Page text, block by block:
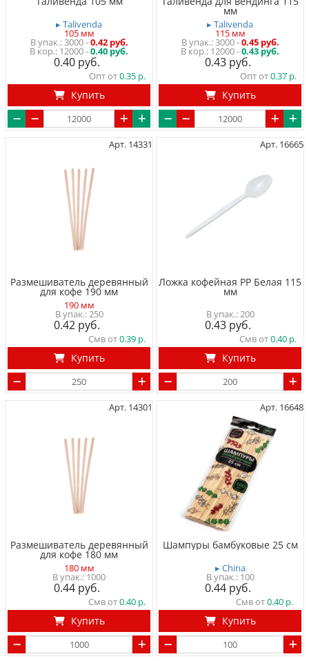
▸ Talivenda
105 мм
3000-0.42 руб.
12000 -0.40 руб.
0.40
Опт от0.35
Купить
мм
▸ Talivenda
115 мм
3000-0.45 руб.
12000 -0.43 руб.
0.43
Опт от0.37
Купить
Арт. 14331
Размешиватель деревянный
для кофе 190 мм
190 мм
250
0.42
Смв от0.39
Купить
Арт. 16665
Ложка кофейная PP Белая 115
мм
200
0.43
Смв от0.40
Купить
Арт. 14301
Размешиватель деревянный
для кофе 180 мм
180 мм
1000
0.44
Смв от0.40
Купить
Арт. 16648
Шампуры бамбуковые 25 см
▸ China
100
0.44
Смв от0.40
Купить